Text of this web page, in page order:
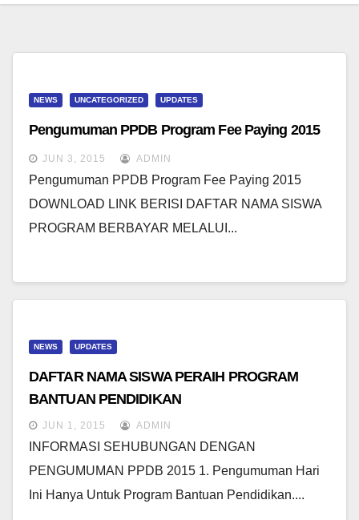
NEWS UNCATEGORIZED UPDATES
Pengumuman PPDB Program Fee Paying 2015
JUN 3, 2015 ADMIN
Pengumuman PPDB Program Fee Paying 2015
DOWNLOAD LINK BERISI DAFTAR NAMA SISWA
PROGRAM BERBAYAR MELALUI...
NEWS UPDATES
DAFTAR NAMA SISWA PERAIH PROGRAM
BANTUAN PENDIDIKAN
JUN 1, 2015 ADMIN
INFORMASI SEHUBUNGAN DENGAN
PENGUMUMAN PPDB 2015 1. Pengumuman Hari
Ini Hanya Untuk Program Bantuan Pendidikan....